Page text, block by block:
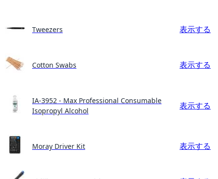
Tweezers 表示する
Cotton Swabs 表示する
IA-3952 - Max Professional Consumable
Isopropyl Alcohol
表示する
Moray Driver Kit 表示する